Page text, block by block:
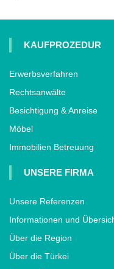
KAUFPROZEDUR
Erwerbsverfahren
Rechtsanwälte
Besichtigung & Anreise
Möbel
Immobilien Betreuung
UNSERE FIRMA
Unsere Referenzen
Informationen und
Über die Region
Über die Türkei